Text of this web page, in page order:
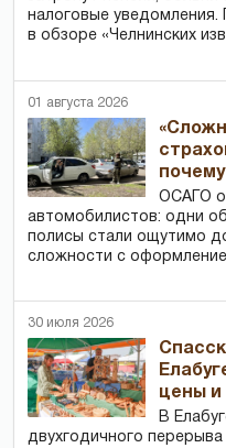
налоговые
в обзоре «Челнинских
01 августа 2026
ОСАГО
автомобилистов: одни
полисы стали ощутимо
сложности с
30 июля 2026
цены и
В
двухгодичного